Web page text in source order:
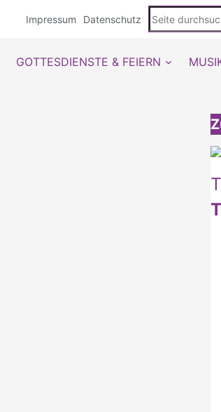
Impressum Datenschutz
Seite
durchsuchen
GOTTESDIENSTE & FEIERN